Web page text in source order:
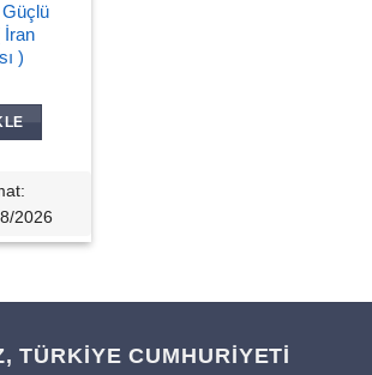
Güçlü
İran
)
2026
TÜRKİYE CUMHURİYETİ